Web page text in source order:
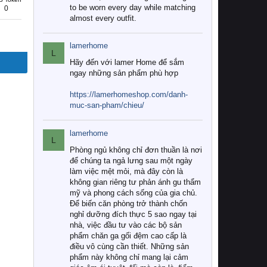
0
to be worn every day while matching
almost every outfit.
L
lamerhome
Hãy đến với lamer Home để sắm
ngay những sản phẩm phù hợp
https://lamerhomeshop.com/danh-
muc-san-pham/chieu/
L
lamerhome
Phòng ngủ không chỉ đơn thuần là nơi
để chúng ta ngả lưng sau một ngày
làm việc mệt mỏi, mà đây còn là
không gian riêng tư phản ánh gu thẩm
mỹ và phong cách sống của gia chủ.
Để biến căn phòng trở thành chốn
nghỉ dưỡng đích thực 5 sao ngay tại
nhà, việc đầu tư vào các bộ sản
phẩm chăn ga gối đệm cao cấp là
điều vô cùng cần thiết. Những sản
phẩm này không chỉ mang lại cảm